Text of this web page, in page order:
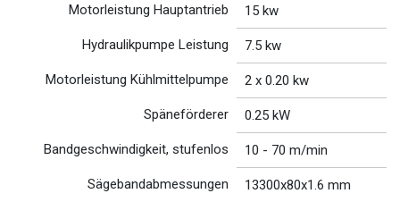
Motorleistung Hauptantrieb 15 kw
Hydraulikpumpe Leistung 7.5 kw
Motorleistung Kühlmittelpumpe 2 x 0.20 kw
Späneförderer 0.25 kW
Bandgeschwindigkeit, stufenlos 10 - 70 m/min
Sägebandabmessungen 13300x80x1.6 mm